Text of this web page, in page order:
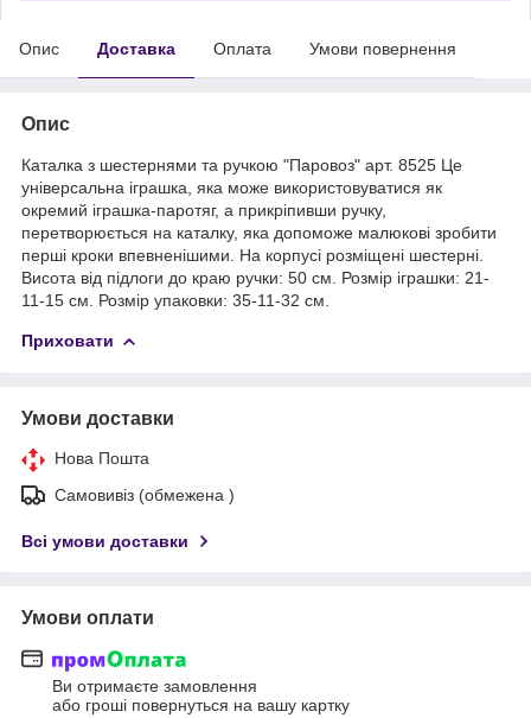
Опис Доставка Оплата Умови повернення
Опис
Каталка з шестернями та ручкою "Паровоз" арт. 8525 Це
універсальна іграшка, яка може використовуватися як
окремий іграшка-паротяг, а прикріпивши ручку,
перетворюється на каталку, яка допоможе малюкові зробити
перші кроки впевненішими. На корпусі розміщені шестерні.
Висота від підлоги до краю ручки: 50 см. Розмір іграшки: 21-
11-15 см. Розмір упаковки: 35-11-32 см.
Приховати
Умови доставки
Нова Пошта
Самовивіз (обмежена )
Всі умови доставки
Умови оплати
Ви отримаєте замовлення
або гроші повернуться на вашу картку